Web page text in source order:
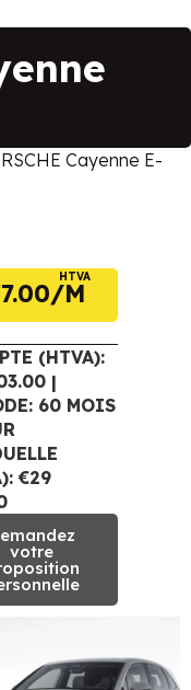
Cayenne E-
HTVA
(HTVA):
|
60 MOIS
€29
votre